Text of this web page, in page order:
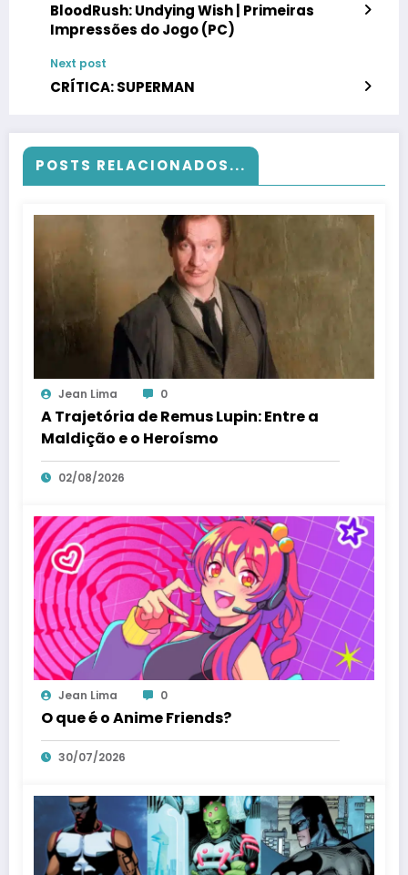
BloodRush: Undying Wish | Primeiras
Impressões do Jogo (PC)
Next post
CRÍTICA: SUPERMAN
POSTS RELACIONADOS...
Jean Lima 0
A Trajetória de Remus Lupin: Entre a
Maldição e o Heroísmo
02/08/2026
Jean Lima 0
O que é o Anime Friends?
30/07/2026